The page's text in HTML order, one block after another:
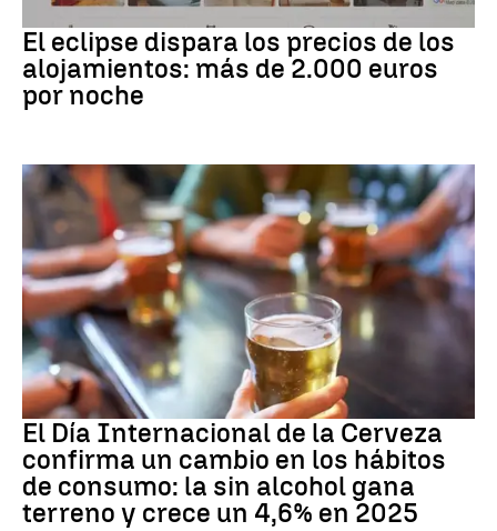
Eclipse solar
El eclipse dispara los precios de los
alojamientos: más de 2.000 euros
por noche
Día Internacional Cerveza
El Día Internacional de la Cerveza
confirma un cambio en los hábitos
de consumo: la sin alcohol gana
terreno y crece un 4,6% en 2025